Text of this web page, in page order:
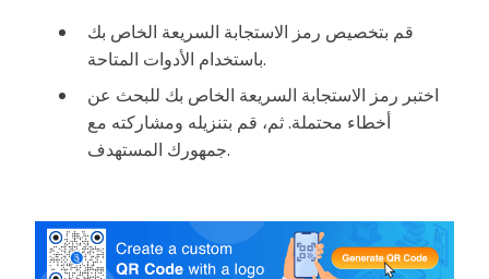
قم بتخصيص رمز الاستجابة السريعة الخاص بك
باستخدام الأدوات المتاحة.
اختبر رمز الاستجابة السريعة الخاص بك للبحث عن
أخطاء محتملة. ثم، قم بتنزيله ومشاركته مع
جمهورك المستهدف.